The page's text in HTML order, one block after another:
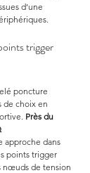
d’une
trigger
poncture
de choix en
Près du
approche dans
points trigger
nœuds de tension